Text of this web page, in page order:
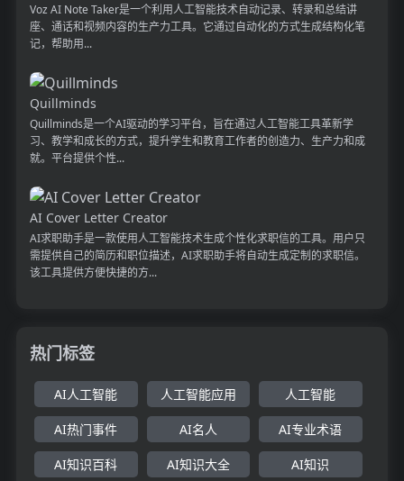
Voz AI Note Taker是一个利用人工智能技术自动记录、转录和总结讲
座、通话和视频内容的生产力工具。它通过自动化的方式生成结构化笔
记，帮助用...
Quillminds
Quillminds是一个AI驱动的学习平台，旨在通过人工智能工具革新学
习、教学和成长的方式，提升学生和教育工作者的创造力、生产力和成
就。平台提供个性...
AI Cover Letter Creator
AI求职助手是一款使用人工智能技术生成个性化求职信的工具。用户只
需提供自己的简历和职位描述，AI求职助手将自动生成定制的求职信。
该工具提供方便快捷的方...
热门标签
AI人工智能 人工智能应用 人工智能
AI热门事件 AI名人 AI专业术语
AI知识百科 AI知识大全 AI知识